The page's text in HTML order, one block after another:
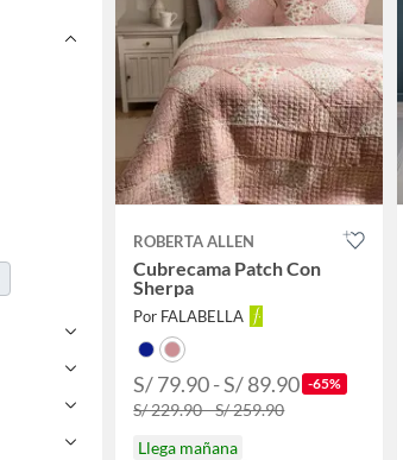
ROBERTA ALLEN
Cubrecama Patch Con
Sherpa
Por FALABELLA
S/ 79.90 - S/ 89.90 -65%
S/ 229.90 - S/ 259.90
Llega mañana